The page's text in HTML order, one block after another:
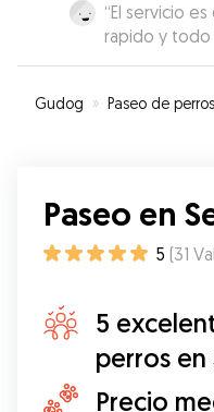
“El servicio
rapido y todo
Mauro ha
Mauro y su
Puedo
perro es tan
Muchas
Gudog » Paseo de perros
Paseo en
5 (31
5
perros en
Precio